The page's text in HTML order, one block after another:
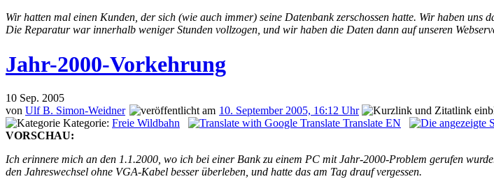
Wir hatten mal einen Kunden, der sich (wie auch immer) seine Datenbank zerschossen hatte. Wir haben
Die Reparatur war innerhalb weniger Stunden vollzogen, und wir haben die Daten dann auf unseren
Jahr-2000-Vorkehrung
10 Sep. 2005
von Ulf B. Simon-Weidner
10. September 2005, 16:12 Uhr
Kategorie: Freie Wildbahn
Translate EN
VORSCHAU:
Ich erinnere mich an den 1.1.2000, wo ich bei einer Bank zu einem PC mit Jahr-2000-Problem gerufen
den Jahreswechsel ohne VGA-Kabel besser überleben, und hatte das am Tag drauf vergessen.